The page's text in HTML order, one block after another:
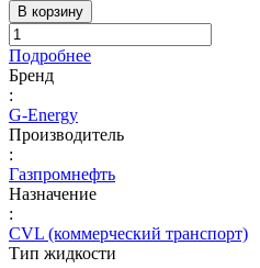
В корзину
Подробнее
Бренд
:
G-Energy
Производитель
:
Газпромнефть
Назначение
:
CVL (коммерческий транспорт)
Тип жидкости